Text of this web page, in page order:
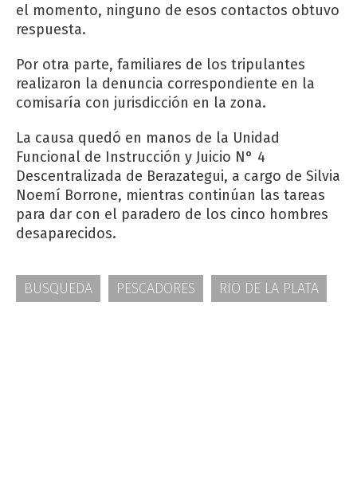
el momento, ninguno de esos contactos obtuvo
respuesta.
Por otra parte, familiares de los tripulantes
realizaron la denuncia correspondiente en la
comisaría con jurisdicción en la zona.
La causa quedó en manos de la Unidad
Funcional de Instrucción y Juicio N° 4
Descentralizada de Berazategui, a cargo de Silvia
Noemí Borrone, mientras continúan las tareas
para dar con el paradero de los cinco hombres
desaparecidos.
BUSQUEDA PESCADORES RIO DE LA PLATA